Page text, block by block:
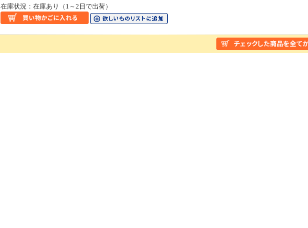
在庫状況：在庫あり（1～2日で出荷）